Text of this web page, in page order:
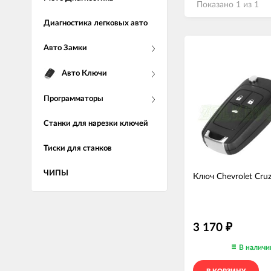
Диагностика легковых авто
Авто Замки
Авто Ключи
Программаторы
Станки для нарезки ключей
Тиски для станков
ЧИПЫ
Показано 1 из 1
Ключ Chevrolet
3 170 ₽
В